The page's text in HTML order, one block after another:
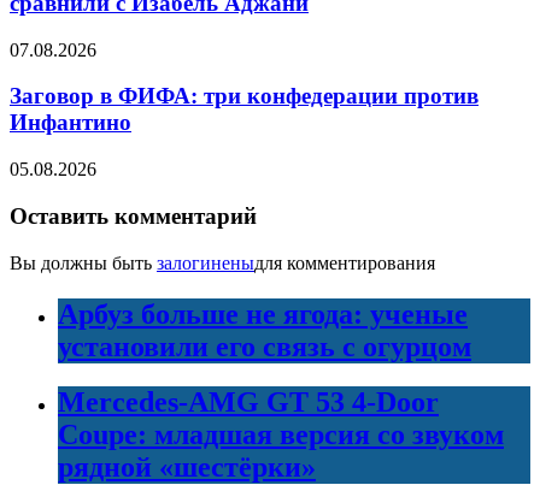
07.08.2026
Заговор в ФИФА: три конфедерации против
Инфантино
05.08.2026
Оставить комментарий
Вы должны быть залогиненыдля комментирования
Арбуз больше не ягода: ученые
установили его связь с огурцом
Mercedes-AMG GT 53 4-Door
Coupe: младшая версия со звуком
рядной «шестёрки»